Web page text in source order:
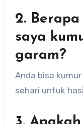
2.
saya
garam?
Anda bisa
sehari untuk